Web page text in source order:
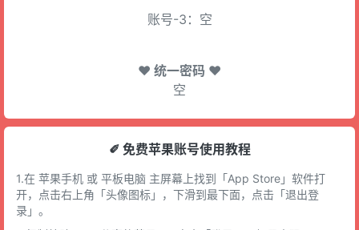
账号-3：空
♥ 统一密码 ♥
空
✐ 免费苹果账号使用教程
1.在 苹果手机 或 平板电脑 主屏幕上找到「App Store」软件打
开，点击右上角「头像图标」，下滑到最下面，点击「退出登
录」。